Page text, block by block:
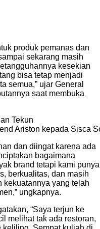
produk pemanas dan
sekarang masih
kesekian
bisa tetap menjadi
semua,” ujar General
saat membuka
Ariston kepada Sisca
dan diingat karena ada
bagaimana
brand tetapi kami punya
berkualitas, dan masih
kekuatannya yang telah
ungkapnya.
“Saya terjun ke
melihat tak ada restoran,